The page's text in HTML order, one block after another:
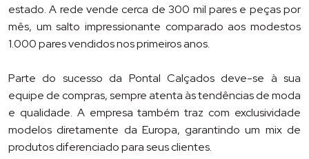
estado. A rede vende cerca de 300 mil pares e peças por
mês, um salto impressionante comparado aos modestos
1.000 pares vendidos nos primeiros anos.
Parte do sucesso da Pontal Calçados deve-se à sua
equipe de compras, sempre atenta às tendências de moda
e qualidade. A empresa também traz com exclusividade
modelos diretamente da Europa, garantindo um mix de
produtos diferenciado para seus clientes.